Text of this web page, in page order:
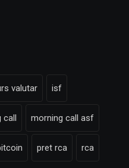
valutar isf
morning call asf
pret rca rca